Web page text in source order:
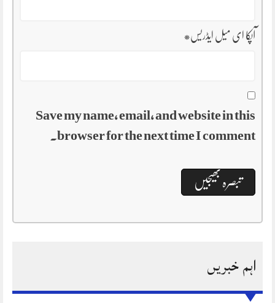
آپکا ای میل ایڈریس*
Save my name, email, and website in this
browser for the next time I comment.
اہم خبریں